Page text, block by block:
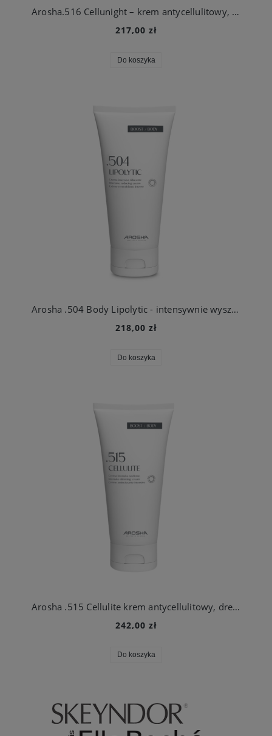
Arosha.516 Cellunight – krem antycellulitowy, drenujący na noc 200 ml
217,00 zł
Do koszyka
Arosha .504 Body Lipolytic - intensywnie wyszczuplający krem do modelowania sylwetki 200 ml
218,00 zł
Do koszyka
Arosha .515 Cellulite krem antycellulitowy, drenujący 200 ml
242,00 zł
Do koszyka